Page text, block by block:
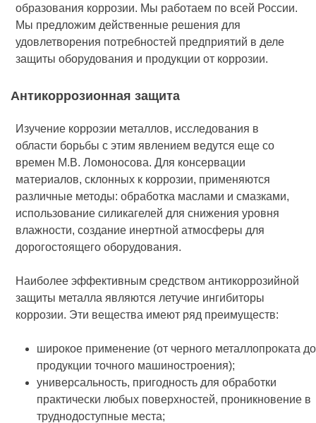
образования коррозии. Мы работаем по всей России.
Мы предложим действенные решения для
удовлетворения потребностей предприятий в деле
защиты оборудования и продукции от коррозии.
Антикоррозионная защита
Изучение коррозии металлов, исследования в
области борьбы с этим явлением ведутся еще со
времен М.В. Ломоносова. Для консервации
материалов, склонных к коррозии, применяются
различные методы: обработка маслами и смазками,
использование силикагелей для снижения уровня
влажности, создание инертной атмосферы для
дорогостоящего оборудования.
Наиболее эффективным средством антикоррозийной
защиты металла являются летучие ингибиторы
коррозии. Эти вещества имеют ряд преимуществ:
широкое применение (от черного металлопроката до
продукции точного машиностроения);
универсальность, пригодность для обработки
практически любых поверхностей, проникновение в
труднодоступные места;